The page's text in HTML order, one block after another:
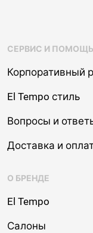
СЕРВИС И ПОМОЩЬ
Корпоративный
El Tempo стиль
Вопросы и
Доставка и
О БРЕНДЕ
El Tempo
Салоны